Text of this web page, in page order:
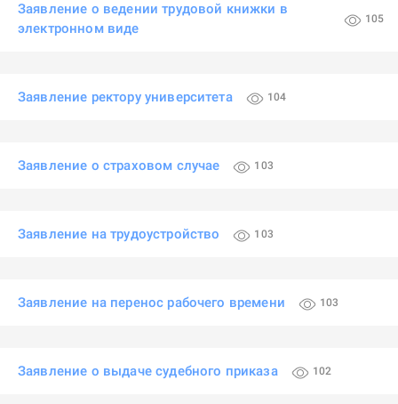
Заявление о ведении трудовой книжки в
электронном виде
105
Заявление ректору университета 104
Заявление о страховом случае 103
Заявление на трудоустройство 103
Заявление на перенос рабочего времени 103
Заявление о выдаче судебного приказа 102